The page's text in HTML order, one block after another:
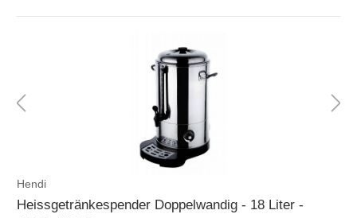
Hendi
Heissgetränkespender Doppelwandig - 18 Liter -